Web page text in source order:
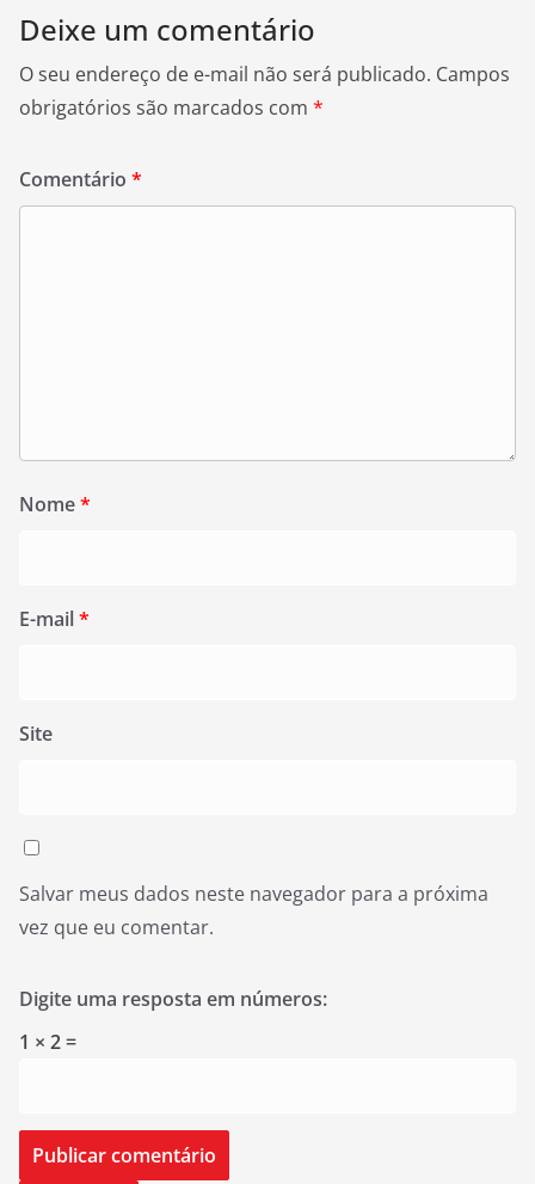
Deixe um comentário
O seu endereço de e-mail não será publicado. Campos
obrigatórios são marcados com *
Comentário *
Nome*
E-mail*
Site
Salvar meus dados neste navegador para a próxima
vez que eu comentar.
Digite uma resposta em números:
1 × 2 =